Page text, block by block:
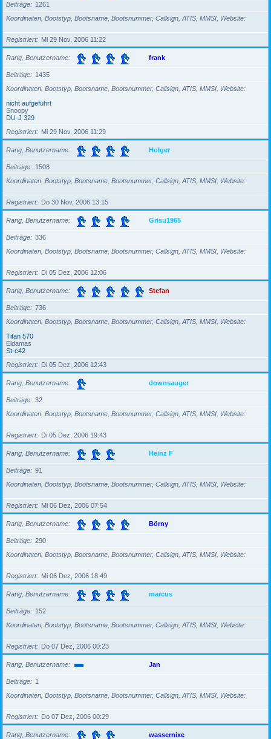
Beiträge
1261
Koordinaten, Bootstyp, Bootsname, Bootsnummer, Callsign, ATIS, MMSI, Website
Registriert Mi 29 Nov, 2006 11:22
Rang, Benutzername frank
Beiträge
1435
Koordinaten, Bootstyp, Bootsname, Bootsnummer, Callsign, ATIS, MMSI, Website
nicht aufgeführt
Snoopy
DU-J 329
Registriert
Mi 29 Nov, 2006 11:29
Rang, Benutzername Holger
Beiträge
1508
Koordinaten, Bootstyp, Bootsname, Bootsnummer, Callsign, ATIS, MMSI, Website
Registriert Do 30 Nov, 2006 13:15
Rang, Benutzername Grisu1965
Beiträge
336
Koordinaten, Bootstyp, Bootsname, Bootsnummer, Callsign, ATIS, MMSI, Website
Registriert Di 05 Dez, 2006 12:06
Rang, Benutzername Stefan
Beiträge
736
Koordinaten, Bootstyp, Bootsname, Bootsnummer, Callsign, ATIS, MMSI, Website
Titan 570
Eldamas
St-c42
Registriert
Di 05 Dez, 2006 12:43
Rang, Benutzername downsauger
Beiträge
32
Koordinaten, Bootstyp, Bootsname, Bootsnummer, Callsign, ATIS, MMSI, Website
Registriert Di 05 Dez, 2006 19:43
Rang, Benutzername Heinz F
Beiträge
91
Koordinaten, Bootstyp, Bootsname, Bootsnummer, Callsign, ATIS, MMSI, Website
Registriert Mi 06 Dez, 2006 07:54
Rang, Benutzername Börny
Beiträge
290
Koordinaten, Bootstyp, Bootsname, Bootsnummer, Callsign, ATIS, MMSI, Website
Registriert Mi 06 Dez, 2006 18:49
Rang, Benutzername marcus
Beiträge
152
Koordinaten, Bootstyp, Bootsname, Bootsnummer, Callsign, ATIS, MMSI, Website
Registriert Do 07 Dez, 2006 00:23
Rang, Benutzername Jan
Beiträge
1
Koordinaten, Bootstyp, Bootsname, Bootsnummer, Callsign, ATIS, MMSI, Website
Registriert Do 07 Dez, 2006 00:29
Rang, Benutzername wassernixe